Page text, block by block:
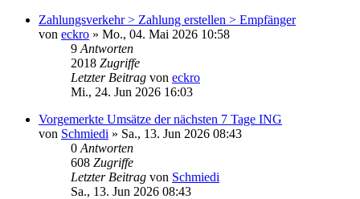
Zahlungsverkehr > Zahlung erstellen > Empfänger
von eckro » Mo., 04. Mai 2026 10:58
9 Antworten
2018 Zugriffe
Letzter Beitrag von eckro
Mi., 24. Jun 2026 16:03
Vorgemerkte Umsätze der nächsten 7 Tage ING
von Schmiedi » Sa., 13. Jun 2026 08:43
0 Antworten
608 Zugriffe
Letzter Beitrag von Schmiedi
Sa., 13. Jun 2026 08:43